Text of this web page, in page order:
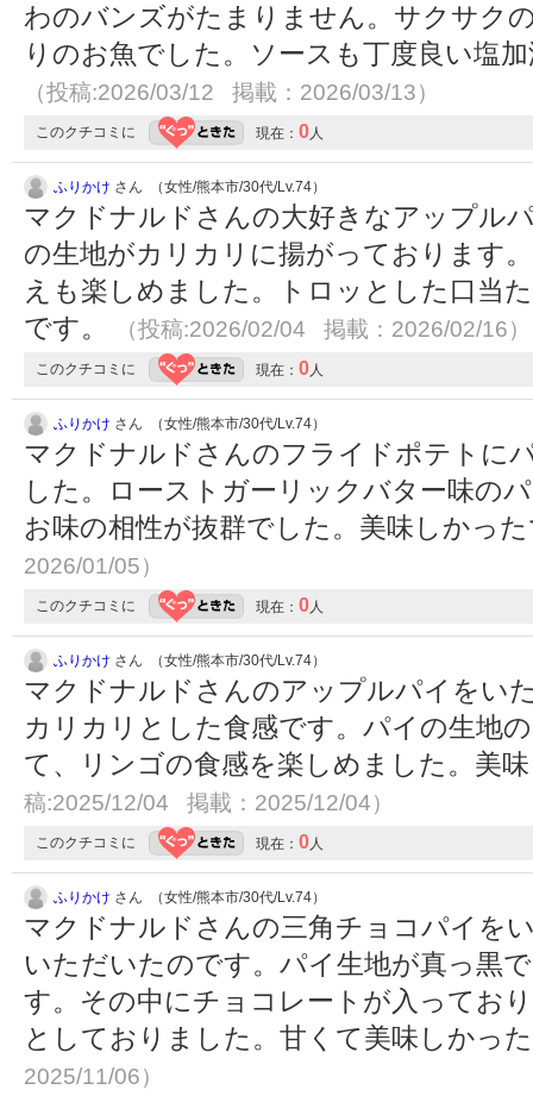
わのバンズがたまりません。サクサク
りのお魚でした。ソースも丁度良い塩
（投稿:2026/03/12 掲載：2026/03/13）
このクチコミに 現在： 0人
ふりかけ さん （女性/熊本市/30代/Lv.74）
マクドナルドさんの大好きなアップル
の生地がカリカリに揚がっております
えも楽しめました。トロッとした口当
です。
（投稿:2026/02/04 掲載：2026/02/16）
このクチコミに 現在： 0人
ふりかけ さん （女性/熊本市/30代/Lv.74）
マクドナルドさんのフライドポテトに
した。ローストガーリックバター味の
お味の相性が抜群でした。美味しかっ
2026/01/05）
このクチコミに 現在： 0人
ふりかけ さん （女性/熊本市/30代/Lv.74）
マクドナルドさんのアップルパイをい
カリカリとした食感です。パイの生地
て、リンゴの食感を楽しめました。美
稿:2025/12/04 掲載：2025/12/04）
このクチコミに 現在： 0人
ふりかけ さん （女性/熊本市/30代/Lv.74）
マクドナルドさんの三角チョコパイを
いただいたのです。パイ生地が真っ黒
す。その中にチョコレートが入ってお
としておりました。甘くて美味しかっ
2025/11/06）